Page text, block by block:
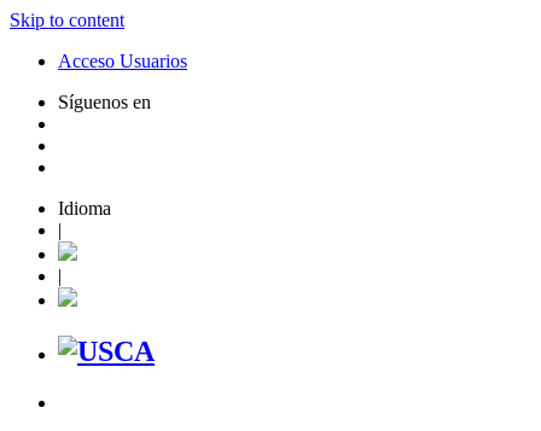
Skip to content
Acceso Usuarios
Síguenos en
Idioma
|
|